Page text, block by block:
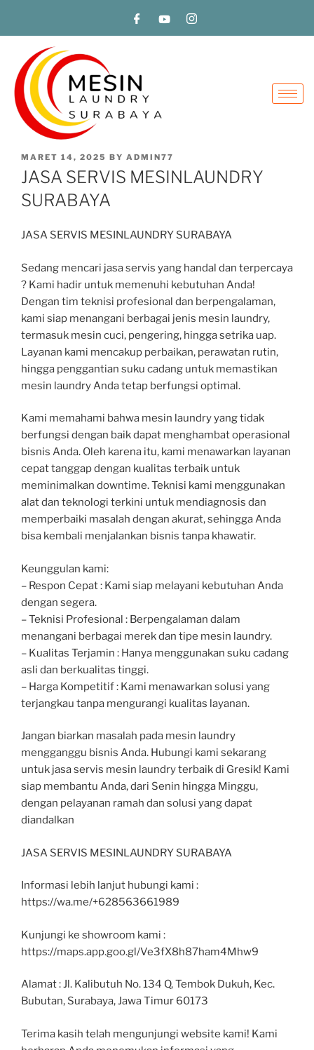
MARET 14, 2025 BY ADMIN77
JASA SERVIS MESINLAUNDRY
SURABAYA
JASA SERVIS MESINLAUNDRY SURABAYA
Sedang mencari jasa servis yang handal dan terpercaya
? Kami hadir untuk memenuhi kebutuhan Anda!
Dengan tim teknisi profesional dan berpengalaman,
kami siap menangani berbagai jenis mesin laundry,
termasuk mesin cuci, pengering, hingga setrika uap.
Layanan kami mencakup perbaikan, perawatan rutin,
hingga penggantian suku cadang untuk memastikan
mesin laundry Anda tetap berfungsi optimal.
Kami memahami bahwa mesin laundry yang tidak
berfungsi dengan baik dapat menghambat operasional
bisnis Anda. Oleh karena itu, kami menawarkan layanan
cepat tanggap dengan kualitas terbaik untuk
meminimalkan downtime. Teknisi kami menggunakan
alat dan teknologi terkini untuk mendiagnosis dan
memperbaiki masalah dengan akurat, sehingga Anda
bisa kembali menjalankan bisnis tanpa khawatir.
Keunggulan kami:
– Respon Cepat : Kami siap melayani kebutuhan Anda
dengan segera.
– Teknisi Profesional : Berpengalaman dalam
menangani berbagai merek dan tipe mesin laundry.
– Kualitas Terjamin : Hanya menggunakan suku cadang
asli dan berkualitas tinggi.
– Harga Kompetitif : Kami menawarkan solusi yang
terjangkau tanpa mengurangi kualitas layanan.
Jangan biarkan masalah pada mesin laundry
mengganggu bisnis Anda. Hubungi kami sekarang
untuk jasa servis mesin laundry terbaik di Gresik! Kami
siap membantu Anda, dari Senin hingga Minggu,
dengan pelayanan ramah dan solusi yang dapat
diandalkan
JASA SERVIS MESINLAUNDRY SURABAYA
Informasi lebih lanjut hubungi kami :
https://wa.me/+628563661989
Kunjungi ke showroom kami :
https://maps.app.goo.gl/Ve3fX8h87ham4Mhw9
Alamat : Jl. Kalibutuh No. 134 Q, Tembok Dukuh, Kec.
Bubutan, Surabaya, Jawa Timur 60173
Terima kasih telah mengunjungi website kami! Kami